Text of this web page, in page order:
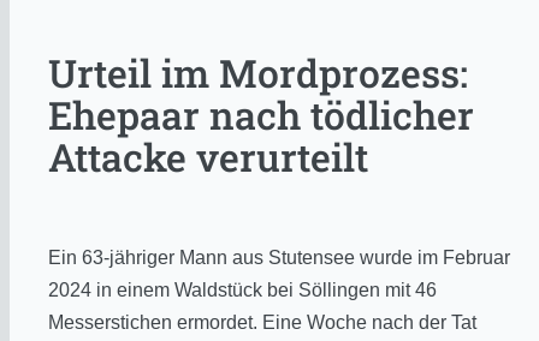
Urteil im Mordprozess:
Ehepaar nach tödlicher
Attacke verurteilt
Ein 63-jähriger Mann aus Stutensee wurde im Februar
2024 in einem Waldstück bei Söllingen mit 46
Messerstichen ermordet. Eine Woche nach der Tat